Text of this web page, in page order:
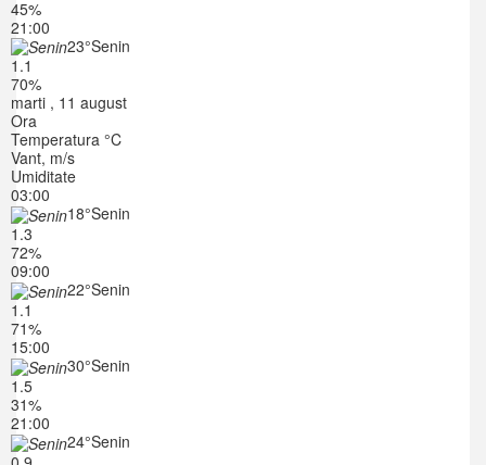
45%
21:00
23°Senin
1.1
70%
marti , 11 august
Ora
Temperatura °C
Vant, m/s
Umiditate
03:00
18°Senin
1.3
72%
09:00
22°Senin
1.1
71%
15:00
30°Senin
1.5
31%
21:00
24°Senin